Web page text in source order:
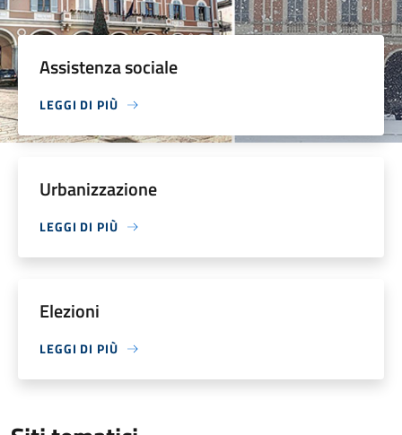
Assistenza sociale
LEGGI DI PIÙ
Urbanizzazione
LEGGI DI PIÙ
Elezioni
LEGGI DI PIÙ